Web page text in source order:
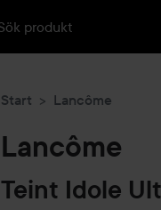
Start Lancôme
Lancôme
Teint Idole